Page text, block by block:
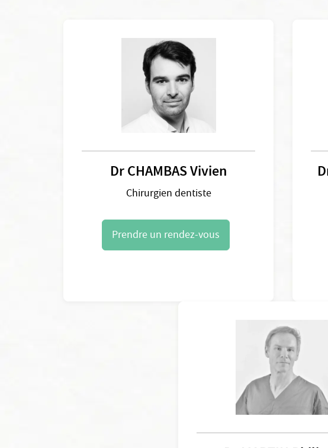
Dr CHAMBAS Vivien
Chirurgien dentiste
Prendre un rendez-vous